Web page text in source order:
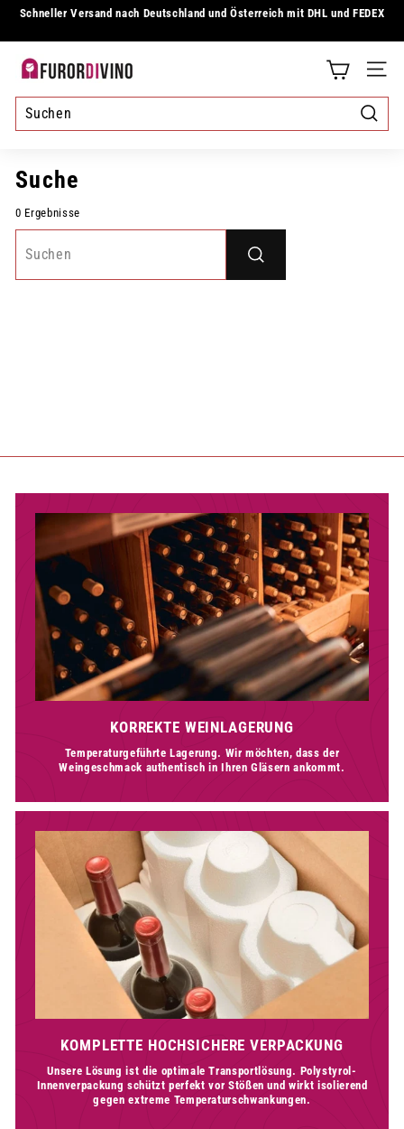
Direkt
zum
Schneller Versand nach Deutschland und Österreich mit DHL und FEDEX
F
u
r
o
d
Suche
0 Ergebnisse
KORREKTE WEINLAGERUNG
Temperaturgeführte Lagerung. Wir möchten, dass der
Weingeschmack authentisch in Ihren Gläsern ankommt.
KOMPLETTE HOCHSICHERE VERPACKUNG
Unsere Lösung ist die optimale Transportlösung. Polystyrol-
Innenverpackung schützt perfekt vor Stößen und wirkt isolierend
gegen extreme Temperaturschwankungen.